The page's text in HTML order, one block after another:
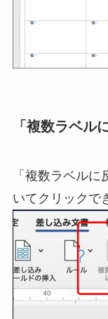
「複数ラベル
「複数ラベル
いてクリックで